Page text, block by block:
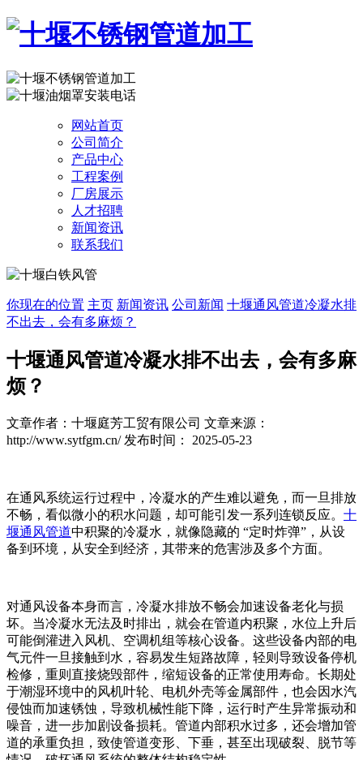
网站首页
公司简介
产品中心
工程案例
厂房展示
人才招聘
新闻资讯
联系我们
你现在的位置 主页 新闻资讯 公司新闻 十堰通风管道冷凝水排
不出去，会有多麻烦？
十堰通风管道冷凝水排不出去，会有多麻
烦？
文章作者：十堰庭芳工贸有限公司 文章来源：
http://www.sytfgm.cn/ 发布时间： 2025-05-23
在通风系统运行过程中，冷凝水的产生难以避免，而一旦排放
不畅，看似微小的积水问题，却可能引发一系列连锁反应。 十
堰通风管道中积聚的冷凝水，就像隐藏的 “定时炸弹”，从设
备到环境，从安全到经济，其带来的危害涉及多个方面。​
对通风设备本身而言，冷凝水排放不畅会加速设备老化与损
坏。当冷凝水无法及时排出，就会在管道内积聚，水位上升后
可能倒灌进入风机、空调机组等核心设备。这些设备内部的电
气元件一旦接触到水，容易发生短路故障，轻则导致设备停机
检修，重则直接烧毁部件，缩短设备的正常使用寿命。长期处
于潮湿环境中的风机叶轮、电机外壳等金属部件，也会因水汽
侵蚀而加速锈蚀，导致机械性能下降，运行时产生异常振动和
噪音，进一步加剧设备损耗。管道内部积水过多，还会增加管
道的承重负担，致使管道变形、下垂，甚至出现破裂、脱节等